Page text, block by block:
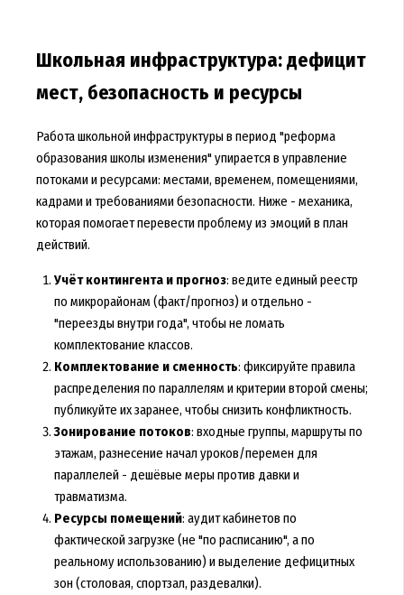
Школьная инфраструктура: дефицит
мест, безопасность и ресурсы
Работа школьной инфраструктуры в период "реформа
образования школы изменения" упирается в управление
потоками и ресурсами: местами, временем, помещениями,
кадрами и требованиями безопасности. Ниже - механика,
которая помогает перевести проблему из эмоций в план
действий.
Учёт контингента и прогноз: ведите единый реестр
по микрорайонам (факт/прогноз) и отдельно -
"переезды внутри года", чтобы не ломать
комплектование классов.
Комплектование и сменность: фиксируйте правила
распределения по параллелям и критерии второй смены;
публикуйте их заранее, чтобы снизить конфликтность.
Зонирование потоков: входные группы, маршруты по
этажам, разнесение начал уроков/перемен для
параллелей - дешёвые меры против давки и
травматизма.
Ресурсы помещений: аудит кабинетов по
фактической загрузке (не "по расписанию", а по
реальному использованию) и выделение дефицитных
зон (столовая, спортзал, раздевалки).